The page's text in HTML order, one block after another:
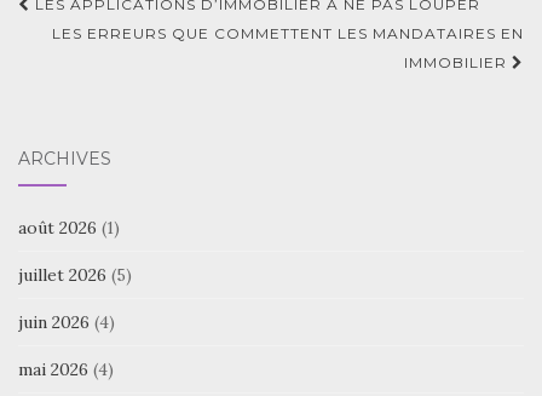
d'article
LES APPLICATIONS D’IMMOBILIER À NE PAS LOUPER
LES ERREURS QUE COMMETTENT LES MANDATAIRES EN
IMMOBILIER
ARCHIVES
août 2026 (1)
juillet 2026 (5)
juin 2026 (4)
mai 2026 (4)